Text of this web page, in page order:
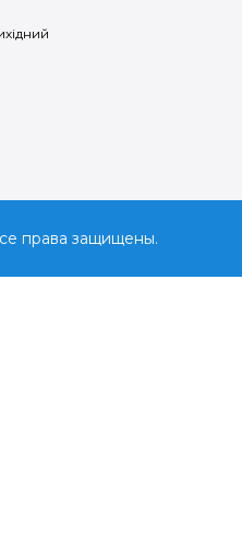
права защищены.